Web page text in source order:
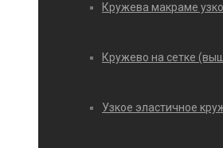
Кружева макраме
Кружево на сетке
Узкое эластичное